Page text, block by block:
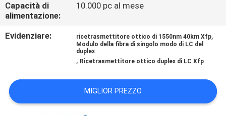
RICHIEDA
UNA
MAPPA
DEL
Capacità di
alimentazione:
10.000 pc al mese
Evidenziare: ricetrasmettitore ottico di 1550nm 40km Xfp,
Modulo della fibra di singolo modo di LC del
duplex
, Ricetrasmettitore ottico duplex di LC Xfp
MIGLIOR PREZZO